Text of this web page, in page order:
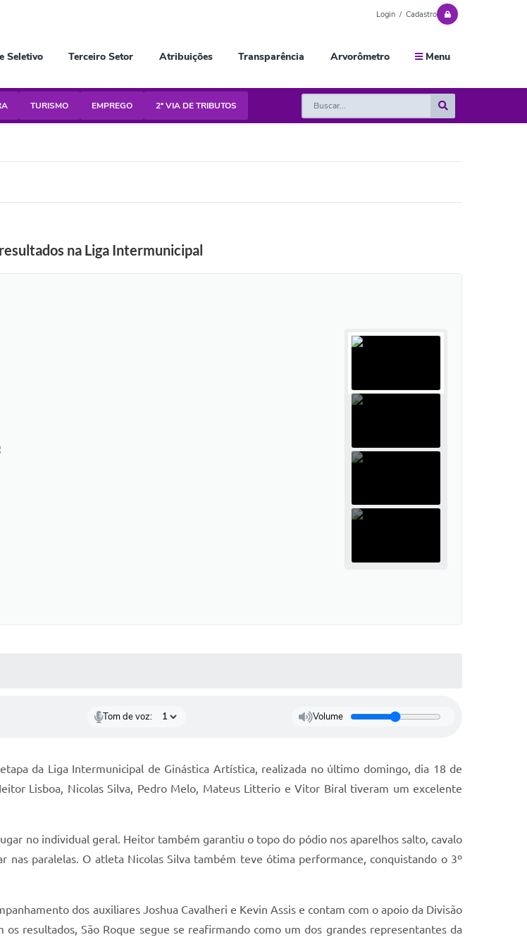
Login / Cadastro
Seletivo Terceiro Setor Atribuições Transparência Arvorômetro Menu
TURISMO EMPREGO 2ª VIA DE TRIBUTOS
na Liga Intermunicipal
Tom de voz: Volume
da Liga Intermunicipal de Ginástica Artística, realizada no último domingo, dia 18 de
Lisboa, Nicolas Silva, Pedro Melo, Mateus Litterio e Vitor Biral tiveram um excelente
no individual geral. Heitor também garantiu o topo do pódio nos aparelhos salto, cavalo
paralelas. O atleta Nicolas Silva também teve ótima performance, conquistando o 3º
dos auxiliares Joshua Cavalheri e Kevin Assis e contam com o apoio da Divisão
resultados, São Roque segue se reafirmando como um dos grandes representantes da